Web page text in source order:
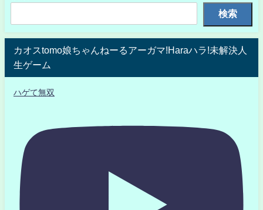
検索
カオスtomo娘ちゃんねーるアーガマ!Haraハラ!未解決人
生ゲーム
ハゲて無双